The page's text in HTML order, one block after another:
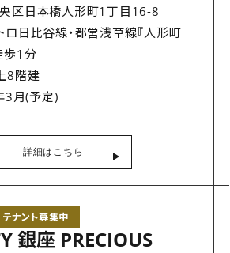
区日本橋人形町1丁目16-8
ロ日比谷線・都営浅草線『人形町
1分
8階建
3月(予定)
詳細はこちら
テナント募集中
銀座 PRECIOUS